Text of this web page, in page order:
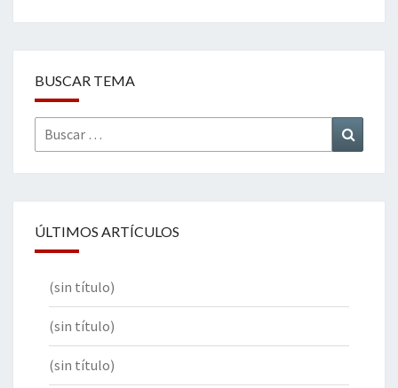
BUSCAR TEMA
Buscar
por:
ÚLTIMOS ARTÍCULOS
(sin título)
(sin título)
(sin título)